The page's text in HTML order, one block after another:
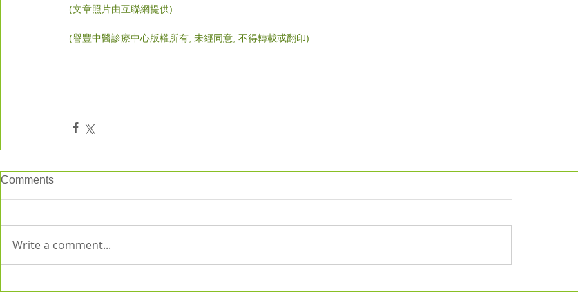
(文章照片由互聯網提供)
(譽豐中醫診療中心版權所有, 未經同意, 不得轉載或翻印)
Comments
Write a comment...